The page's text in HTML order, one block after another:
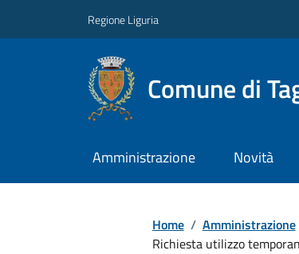
Regione Liguria
Comune di
Amministrazione Novità
Home / Amministrazione
Richiesta utilizzo